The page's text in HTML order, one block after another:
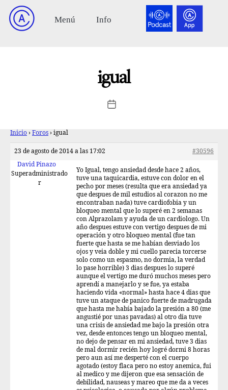
igual
Inicio › Foros › igual
23 de agosto de 2014 a las 17:02
#30596
David Pinazo
Superadministrado
r
Yo Igual, tengo ansiedad desde hace 2 años,
tuve una taquicardia, estuve con dolor en el
pecho por meses (resulta que era ansiedad ya
que despues de mil estudios al corazon no me
encontraban nada) tuve cardiofobia y un
bloqueo mental que lo superé en 2 semanas
con Alprazolam y ayuda de un cardiologo. Un
año despues estuve con vertigo despues de mi
operación y otro bloqueo mental (fue tan
fuerte que hasta se me habían desviado los
ojos y veia doble y mi cuello parecia torcerse
solo como un espasmo, no dormia, la verdad
lo pase horrible) 3 dias despues lo superé
aunque el vertigo me duró muchos meses pero
aprendí a manejarlo y se fue, ya estaba
haciendo vida «normal» hasta hace 4 dias que
tuve un ataque de panico fuerte de madrugada
que hasta me había bajado la presión a 80 (me
angustié por unas pavadas) al otro dia tuve
una crisis de ansiedad me bajo la presión otra
vez, desde entonces tengo un bloqueo mental,
no dejo de pensar en mi ansiedad, tuve 3 dias
de mal dormir recién hoy logré dormi 8 horas
pero aun así me desperté con el cuerpo
agotado (estoy flaca pero no estoy anemica, fui
al medico y me dijeron que esa sensación de
debilidad, nauseas y mareo que me da a veces